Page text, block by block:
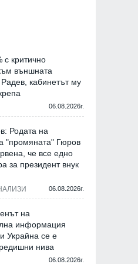
с критично
външната
кабинетът му
06.08.2026г.
Родата на
"промяната" Гюров
че все едно
за президент внук
06.08.2026г.
на
информация
Украйна се е
нива
06.08.2026г.